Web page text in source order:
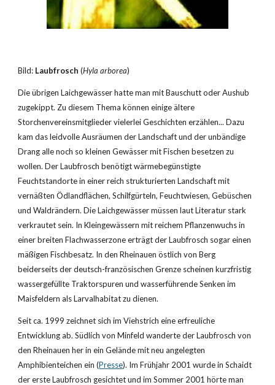
Bild: Laubfrosch (Hyla arborea)
Die übrigen Laichgewässer hatte man mit Bauschutt oder Aushub
zugekippt. Zu diesem Thema können einige ältere
Storchenvereinsmitglieder vielerlei Geschichten erzählen... Dazu
kam das leidvolle Ausräumen der Landschaft und der unbändige
Drang alle noch so kleinen Gewässer mit Fischen besetzen zu
wollen. Der Laubfrosch benötigt wärmebegünstigte
Feuchtstandorte in einer reich strukturierten Landschaft mit
vernäßten Ödlandflächen, Schilfgürteln, Feuchtwiesen, Gebüschen
und Waldrändern. Die Laichgewässer müssen laut Literatur stark
verkrautet sein. In Kleingewässern mit reichem Pflanzenwuchs in
einer breiten Flachwasserzone erträgt der Laubfrosch sogar einen
mäßigen Fischbesatz. In den Rheinauen östlich von Berg
beiderseits der deutsch-französischen Grenze scheinen kurzfristig
wassergefüllte Traktorspuren und wasserführende Senken im
Maisfeldern als Larvalhabitat zu dienen.
Seit ca. 1999 zeichnet sich im Viehstrich eine erfreuliche
Entwicklung ab. Südlich von Minfeld wanderte der Laubfrosch von
den Rheinauen her in ein Gelände mit neu angelegten
Amphibienteichen ein (Presse). Im Frühjahr 2001 wurde in Schaidt
der erste Laubfrosch gesichtet und im Sommer 2001 hörte man